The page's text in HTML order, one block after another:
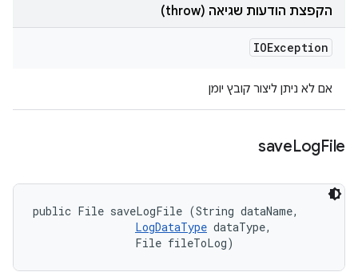
הקפצת הודעות שגיאה (throw)
IOException
אם לא ניתן ליצור קובץ יומן
saveLogFile
public File saveLogFile (String dataName,
LogDataType dataType,
                File fileToLog)